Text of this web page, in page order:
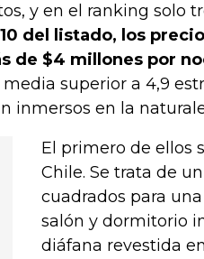
y en el ranking solo
del listado, los
de $4 millones por
superior a 4,9
inmersos en la
El primero de ellos
Chile. Se trata de
cuadrados para
salón y dormitorio
diáfana revestida